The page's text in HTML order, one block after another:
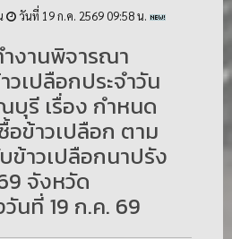
วันที่ 19 ก.ค. 2569 09:58 น.
งานพิจารณา
เปลือกประจำวัน
รี เรื่อง กำหนด
อข้าวเปลือก ตาม
ข้าวเปลือกนาปรัง
จังหวัด
นที่ 19 ก.ค. 69